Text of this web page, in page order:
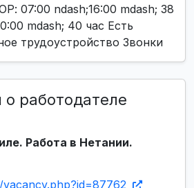
ndash;16:00 mdash; 38
mdash; 40 час Есть
трудоустройство Звонки
работодателе
Работа в Нетании.